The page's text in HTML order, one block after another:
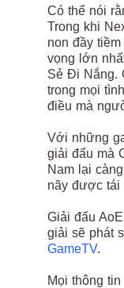
Có thể nói
Trong khi
non đầy
vọng lớn
Sẻ Đi Nắng.
trong mọi
điều mà
Với những
giải đấu mà
Nam lại
nãy được tái
Giải đấu
giải sẽ phát
GameTV.
Mọi thông